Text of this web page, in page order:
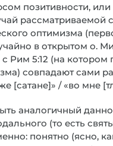
позитивности,
рассматриваемой
оптимизма
в открытом о.
Рим 5:12 (на котором
совпадают сами
[сатане]» / «во мне
аналогичный
(то есть
понятно (ясно,